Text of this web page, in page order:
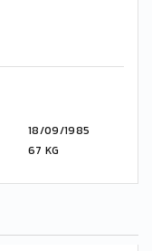
18/09/1985
67 KG